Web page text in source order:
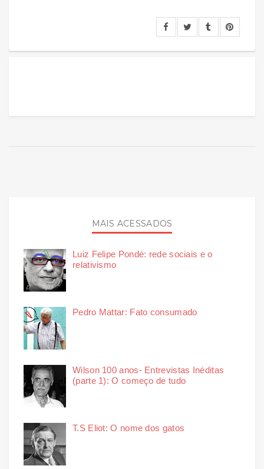
MAIS ACESSADOS
Luiz Felipe Pondé: rede sociais e o
relativismo
Pedro Mattar: Fato consumado
Wilson 100 anos- Entrevistas Inéditas
(parte 1): O começo de tudo
T.S Eliot: O nome dos gatos